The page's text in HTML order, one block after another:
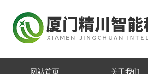
网站首页 关于我们